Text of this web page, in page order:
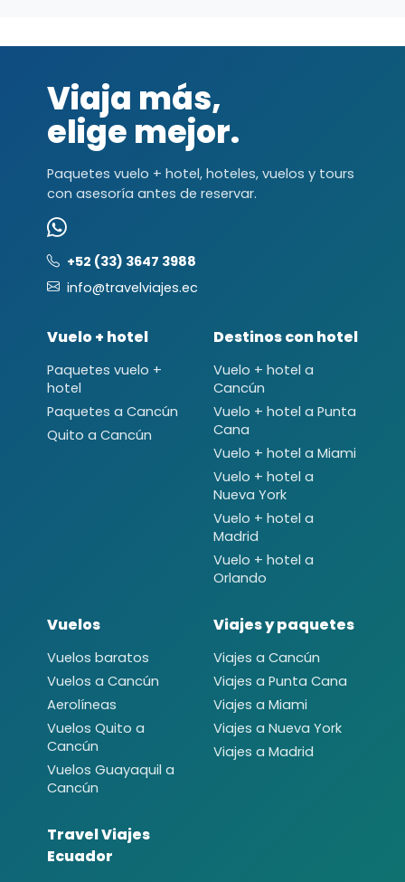
Viaja más,
elige mejor.
Paquetes vuelo + hotel, hoteles, vuelos y tours
con asesoría antes de reservar.
+52 (33) 3647 3988
info@travelviajes.ec
Vuelo + hotel
Paquetes vuelo +
hotel
Paquetes a Cancún
Quito a Cancún
Destinos con hotel
Vuelo + hotel a
Cancún
Vuelo + hotel a Punta
Cana
Vuelo + hotel a Miami
Vuelo + hotel a
Nueva York
Vuelo + hotel a
Madrid
Vuelo + hotel a
Orlando
Vuelos
Vuelos baratos
Vuelos a Cancún
Aerolíneas
Vuelos Quito a
Cancún
Vuelos Guayaquil a
Cancún
Viajes y paquetes
Viajes a Cancún
Viajes a Punta Cana
Viajes a Miami
Viajes a Nueva York
Viajes a Madrid
Travel Viajes
Ecuador